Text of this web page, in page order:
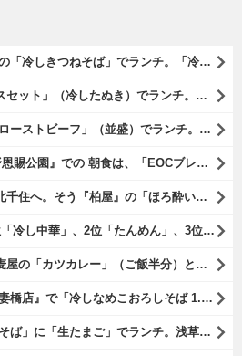
久しぶりに『文殊 浅草店』の「冷しきつねそば」でランチ。「冷しきつめそば」のうまさは甘さである。 あたしは思い出していたのだ。この甘さのせいで「きつねそば」を敬遠していたのか、と。 でも、うまかったのだよ（笑）。（文殊 浅草店：浅草一丁目：浅草地下街）
『琴富貴』の「カレーライスセット」（冷したぬき）でランチ。所謂「蕎麦屋のカレー」と『琴富貴』の夏の定番「冷したぬき」である。勿論、これはダブルでうまいのだよ（笑）。（琴富貴：墨田区吾妻橋1）
『松屋 本所吾妻橋店』で「ローストビーフ」（並盛）でランチ。「ローストビーフ」は2つのソースが掛かっている。オリジナルソースとレフォールソースだ。 はたしていかなるものなのかと期待しながら待てば、それは確りとうまかったのだよ（笑）。（松屋 本所吾妻橋店：墨田区吾妻橋三）
『EVERYONES CAFE 上野恩賜公園』での 朝食は、「EOCブレックファーストプレート」とセットで「アイスカフェラテ」をもらい、それから家人が「東京たまごを使ったパンケーキ キャラメルナッツ（2枚）」を頼んでみた。どれもがハイカラにうまいのだよ（笑）。（EVERYONES CAFE 上野恩賜公園：上野公園）
蕎麦を手繰りに夫婦揃って北千住へ。そう『柏屋』の「ほろ酔いセット」で一杯やったのだよ。ここは二駅離れた場所だけど、あたしの『街的』のようにくつろげる処だ。勿論、うまかったのだよ（笑）。（きそば 柏屋：足立区千住）
『山口家本店』で家人と1位「冷し中華」、2位「たんめん」、3位「かき氷」の順番通りのオーダーでランチ。なんの変哲もないものがうまいのは、当たり前だのクラッカーなのだと云爾（笑）。（山口家本店：千束通り商店街：浅草五丁目）
『東嶋屋』世界一うまい蕎麦屋の「カツカレー」（ご飯半分）と「おしんこ盛り合わせ」と「ビ―ル」でランチ。もう、ほんとうまいのだから、みんな食べてみてね、と云爾（笑）。（東嶋屋：竜泉一丁目）
『ゆで太郎 もつ次郎本所吾妻橋店』で「冷しなめこおろしそば 1.5倍盛」を手繰れば、それは「なめこ」の粘りが強烈な調味料となって、既に、ただの蕎麦では無くなっている。 ヌルヌルの蕎麦はめちゃくちゃにうまいのである（笑）。（ゆで太郎 もつ次郎本所吾妻橋店：墨田区吾妻橋3丁目）
『文殊 浅草店』で「春菊天そば」に「生たまご」でランチ。浅草地下街における至高のランチだ。今日も、実にうまかったのだよ（笑）。（文殊 浅草店：浅草一丁目：浅草地下街）